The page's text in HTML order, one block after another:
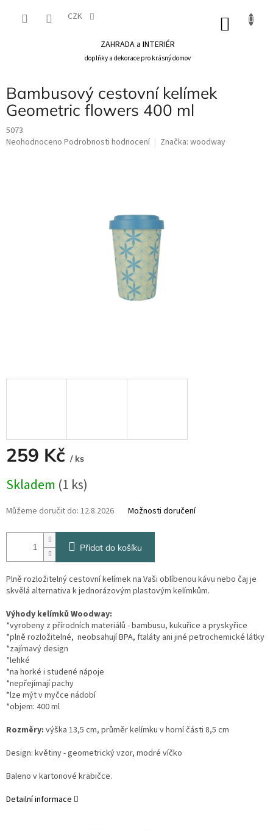
CZK
ZAHRADA a INTERIÉR
doplňky a dekorace pro krásný domov
Bambusový cestovní kelímek
Geometric flowers 400 ml
5073
Průměrné
Neohodnoceno Podrobnosti hodnocení Značka: woodway
259 Kč / ks
cena:
Skladem (1 ks)
Můžeme doručit do: 12.8.2026 Možnosti doručení
Přidat do košíku
Plně rozložitelný cestovní kelímek na Vaši oblíbenou kávu nebo čaj je
skvělá alternativa k jednorázovým plastovým kelímkům.
Výhody kelímků Woodway:
*vyrobeny z přírodních materiálů - bambusu, kukuřice a pryskyřice
*plně rozložitelné, neobsahují BPA, ftaláty ani jiné petrochemické látky
*zajímavý design
*lehké
*na horké i studené nápoje
*nepřejímají pachy
*lze mýt v myčce nádobí
*objem: 400 ml
Rozměry: výška 13,5 cm, průměr kelímku v horní části 8,5 cm
Design: květiny - geometrický vzor, modré víčko
Baleno v kartonové krabičce.
Detailní informace